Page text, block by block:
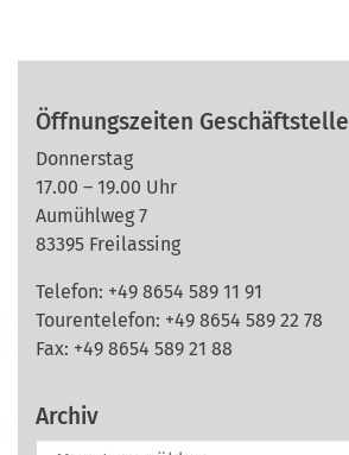
Öffnungszeiten Geschäftstelle
Donnerstag
17.00 – 19.00 Uhr
Aumühlweg 7
83395 Freilassing
Telefon: +49 8654 589 11 91
Tourentelefon: +49 8654 589 22 78
Fax: +49 8654 589 21 88
Archiv